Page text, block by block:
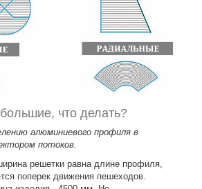
что делать?
алюминиевого профиля в
потоков.
решетки равна длине профиля,
поперек движения пешеходов.